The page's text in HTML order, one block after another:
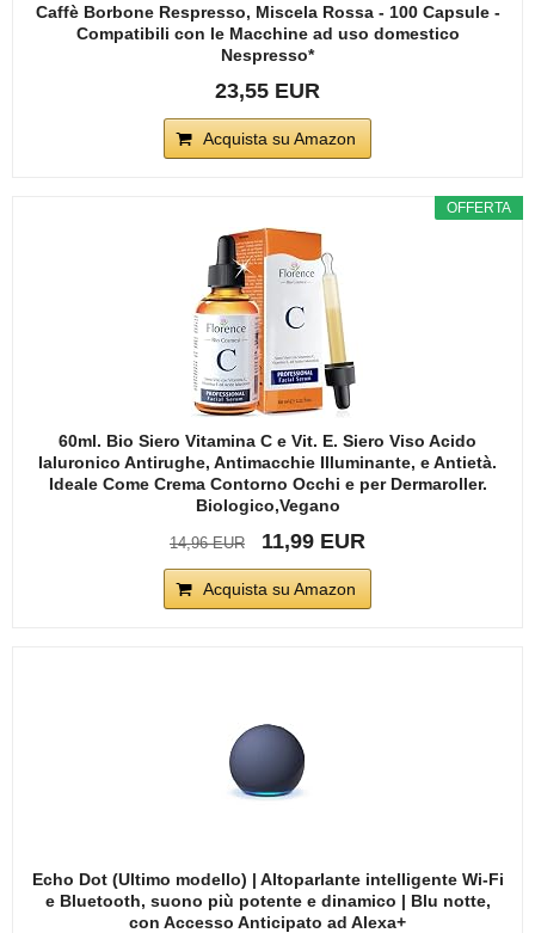
Caffè Borbone Respresso, Miscela Rossa - 100 Capsule -
Compatibili con le Macchine ad uso domestico
Nespresso*
23,55 EUR
Acquista su Amazon
OFFERTA
60ml. Bio Siero Vitamina C e Vit. E. Siero Viso Acido
Ialuronico Antirughe, Antimacchie Illuminante, e Antietà.
Ideale Come Crema Contorno Occhi e per Dermaroller.
Biologico,Vegano
14,96 EUR 11,99 EUR
Acquista su Amazon
Echo Dot (Ultimo modello) | Altoparlante intelligente Wi-Fi
e Bluetooth, suono più potente e dinamico | Blu notte,
con Accesso Anticipato ad Alexa+